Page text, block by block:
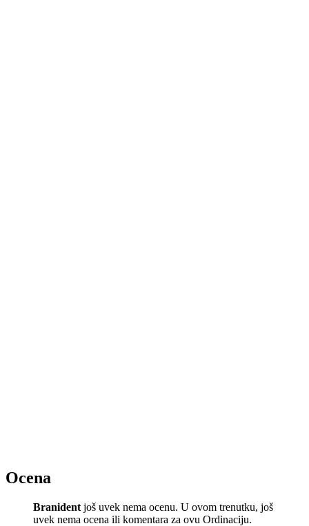
Ocena
Branident još uvek nema ocenu. U ovom trenutku, još
uvek nema ocena ili komentara za ovu Ordinaciju.